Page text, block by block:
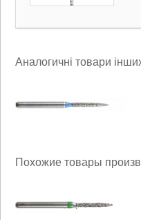
Аналогичні товари
Похожие товары